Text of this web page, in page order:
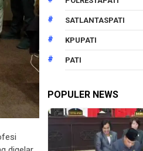
SATLANTASPATI
KPUPATI
PATI
POPULER NEWS